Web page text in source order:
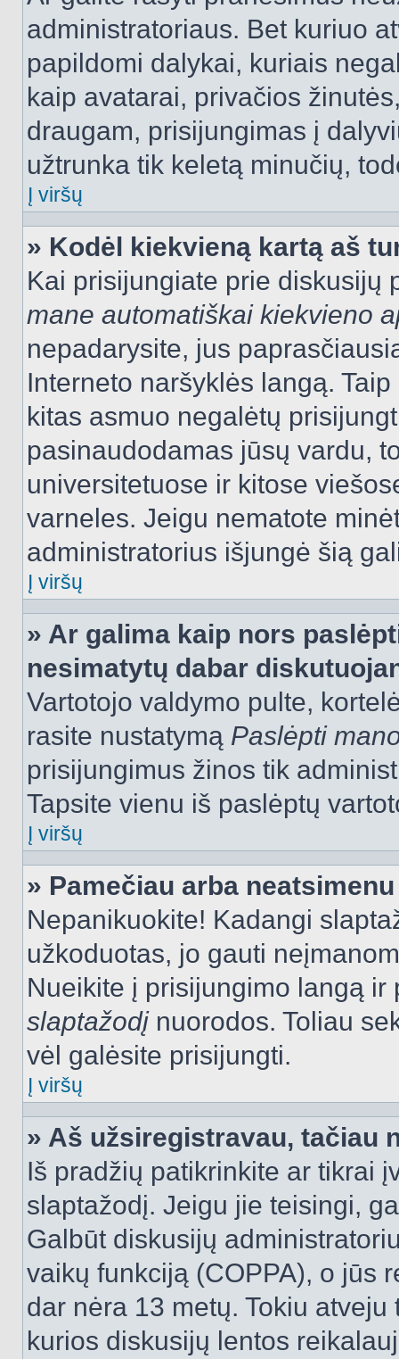
administratoriaus. Bet kuriuo
papildomi dalykai, kuriais
kaip avatarai, privačios
draugam, prisijungimas į
užtrunka tik keletą minučių,
Į viršų
» Kodėl kiekvieną kartą aš
Kai prisijungiate prie diskusijų
mane automatiškai kiekvieno
nepadarysite, jus
Interneto naršyklės langą.
kitas asmuo negalėtų
pasinaudodamas jūsų vardu,
universitetuose ir kitose
varneles. Jeigu nematote
administratorius išjungė šią
Į viršų
» Ar galima kaip nors
nesimatytų dabar
Vartotojo valdymo pulte,
rasite nustatymą Paslėpti
prisijungimus žinos tik
Tapsite vienu iš paslėptų
Į viršų
» Pamečiau arba
Nepanikuokite! Kadangi
užkoduotas, jo gauti
Nueikite į prisijungimo langą
slaptažodįnuorodos. Toliau
vėl galėsite prisijungti.
Į viršų
» Aš užsiregistravau, tačiau
Iš pradžių patikrinkite ar tikrai
slaptažodį. Jeigu jie teisingi,
Galbūt diskusijų
vaikų funkciją (COPPA), o jūs
dar nėra 13 metų. Tokiu
kurios diskusijų lentos